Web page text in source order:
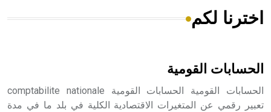
هل تعلم أن الأبسيد كلمة فرنسية اللفظ تم اعتمادها مصطلحاً
اخترنا لكم
الحسابات القومية
الحسابات القومية الحسابات القومية comptabilite nationale
تعبير رقمي عن المتغيرات الاقتصادية الكلية في بلد ما في مدة